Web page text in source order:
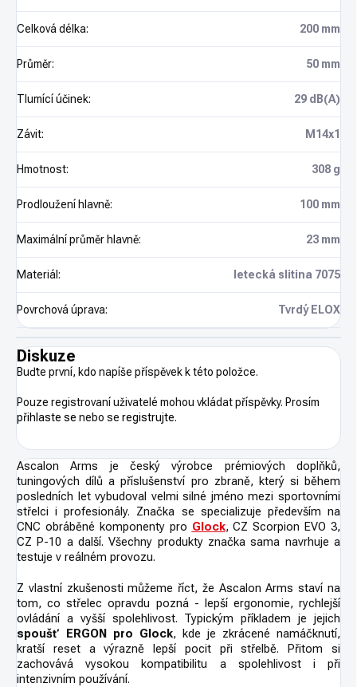
Celková délka: 200 mm
Průměr: 50 mm
Tlumící účinek: 29 dB(A)
Závit: M14x1
Hmotnost: 308 g
Prodloužení hlavně: 100 mm
Maximální průměr hlavně: 23 mm
Materiál : letecká slitina 7075
Povrchová úprava: Tvrdý ELOX
Diskuze
Buďte první, kdo napíše příspěvek k této položce.
Pouze registrovaní uživatelé mohou vkládat příspěvky. Prosím
přihlaste se nebo se registrujte.
Ascalon Arms je český výrobce prémiových doplňků,
tuningových dílů a příslušenství pro zbraně, který si během
posledních let vybudoval velmi silné jméno mezi sportovními
střelci i profesionály. Značka se specializuje především na
CNC obráběné komponenty pro Glock, CZ Scorpion EVO 3,
CZ P-10 a další. Všechny produkty značka sama navrhuje a
testuje v reálném provozu.
Z vlastní zkušenosti můžeme říct, že Ascalon Arms staví na
tom, co střelec opravdu pozná - lepší ergonomie, rychlejší
ovládání a vyšší spolehlivost. Typickým příkladem je jejich
spoušť ERGON pro Glock, kde je zkrácené namáčknutí,
kratší reset a výrazně lepší pocit při střelbě. Přitom si
zachovává vysokou kompatibilitu a spolehlivost i při
intenzivním používání.